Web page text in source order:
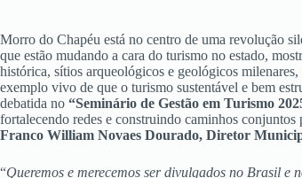
Morro do Chapéu está no centro de uma revolução
que estão mudando a cara do turismo no estado,
histórica, sítios arqueológicos e geológicos
exemplo vivo de que o turismo sustentável e bem
debatida no “Seminário de Gestão em Turismo
fortalecendo redes e construindo caminhos conjuntos
Franco William Novaes Dourado, Diretor
“Queremos e merecemos ser divulgados no Brasil